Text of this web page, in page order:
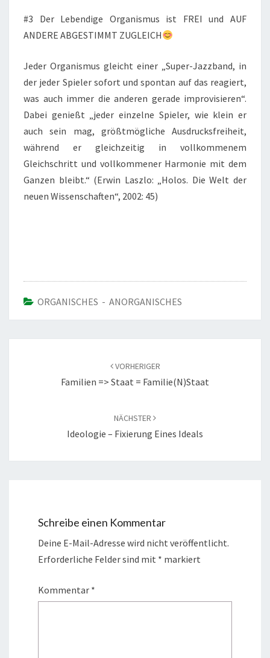
#3 Der Lebendige Organismus ist FREI und AUF
ANDERE ABGESTIMMT ZUGLEICH
Jeder Organismus gleicht einer „Super-Jazzband, in
der jeder Spieler sofort und spontan auf das reagiert,
was auch immer die anderen gerade improvisieren“.
Dabei genießt „jeder einzelne Spieler, wie klein er
auch sein mag, größtmögliche Ausdrucksfreiheit,
während er gleichzeitig in vollkommenem
Gleichschritt und vollkommener Harmonie mit dem
Ganzen bleibt.“ (Erwin Laszlo: „Holos. Die Welt der
neuen Wissenschaften“, 2002: 45)
ORGANISCHES - ANORGANISCHES
VORHERIGER
Familien => Staat = Familie(n)staat
NÄCHSTER
Ideologie – Fixierung Eines Ideals
Schreibe einen Kommentar
Deine E-Mail-Adresse wird nicht veröffentlicht.
Erforderliche Felder sind mit * markiert
Kommentar *